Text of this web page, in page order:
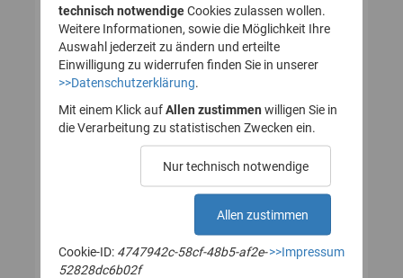
(Registrierung):
1. Nutzerkonto erstellen
des Nutzerkontos
bestätigen
3. Nutzerdaten angeben
technisch notwendigeCookies zulassen wollen.
Weitere Informationen, sowie die Möglichkeit Ihre
Auswahl jederzeit zu ändern und erteilte
Einwilligung zu widerrufen finden Sie in unserer
>>Datenschutzerklärung
Mit einem Klick auf Allen zustimmen willigen Sie in
die Verarbeitung zu statistischen Zwecken ein.
Nur technisch notwendige
Allen zustimmen
Cookie-ID: 4747942c-58cf-48b5-af2e-
52828dc6b02f
>>Impressum